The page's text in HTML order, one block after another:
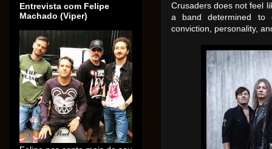
Crusaders does not feel
a band determined to
conviction, personality,
Entrevista com Felipe
Machado (Viper)